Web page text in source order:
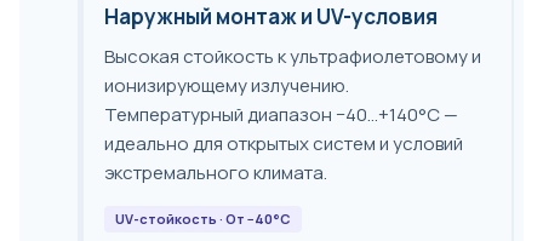
Наружный монтаж и UV-условия
Высокая стойкость к ультрафиолетовому и
ионизирующему излучению.
Температурный диапазон −40…+140°C —
идеально для открытых систем и условий
экстремального климата.
UV-стойкость · От −40°C